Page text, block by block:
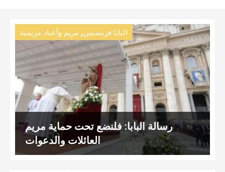
البابا فرنسيس, مريم وأعياد مريمية
رسالة البابا: فلنضع تحت حماية مريم
العائلات والدعوات